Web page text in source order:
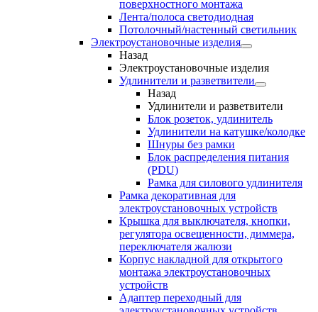
поверхностного монтажа
Лента/полоса светодиодная
Потолочный/настенный светильник
Электроустановочные изделия
Назад
Электроустановочные изделия
Удлинители и разветвители
Назад
Удлинители и разветвители
Блок розеток, удлинитель
Удлинители на катушке/колодке
Шнуры без рамки
Блок распределения питания
(PDU)
Рамка для силового удлинителя
Рамка декоративная для
электроустановочных устройств
Крышка для выключателя, кнопки,
регулятора освещенности, диммера,
переключателя жалюзи
Корпус накладной для открытого
монтажа электроустановочных
устройств
Адаптер переходный для